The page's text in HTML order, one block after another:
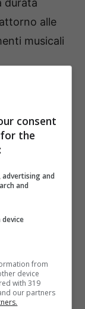
durata
alle
musicali
c’è un
(ed è
agli
gennaio
di una
of Motion
la
consent
the
and
and
from
device
with 319
our partners